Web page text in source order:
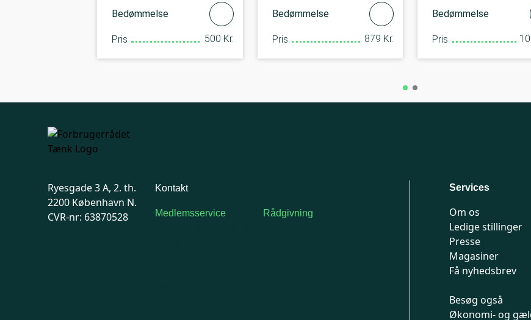
Bedømmelse
Pris 500 Kr.
Bedømmelse
Pris 879 Kr.
Bedømmelse
Pris
Ryesgade 3 A, 2. th.
2200 København N.
CVR-nr: 63870528
Kontakt
Medlemsservice Rådgivning
Services
Om os
Ledige stillinger
Presse
Magasiner
Få nyhedsbrev
Besøg også
Økonomi- og